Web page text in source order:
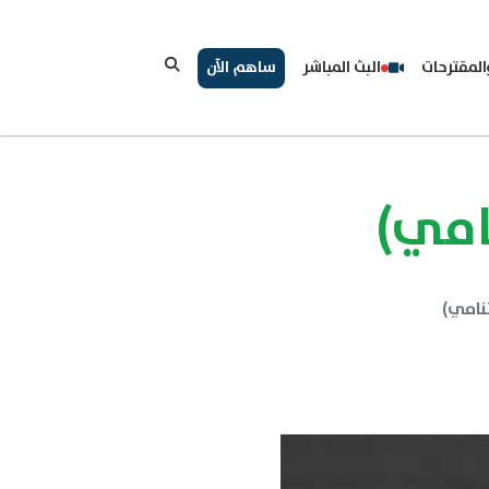
البث المباشر ساهم الآن